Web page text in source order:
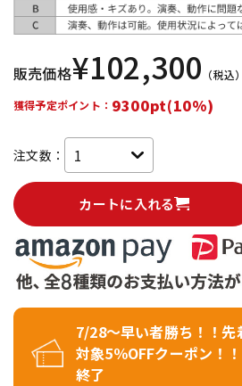
販売価格¥102,300 （税込）
獲得予定ポイント： 9300pt(10%)
注文数：
カートに入れる
7/28～早い者勝ち！！
対象5％OFFクーポン！
終了